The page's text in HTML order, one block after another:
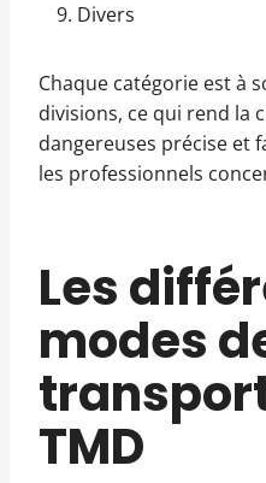
Divers
Chaque catégorie est à
divisions, ce qui rend la
dangereuses précise et
les professionnels
Les
modes
TMD